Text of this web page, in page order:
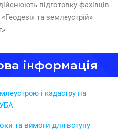
підготовку фахівців
та землеустрій»
інформація
і кадастру на
та вимоги для вступу